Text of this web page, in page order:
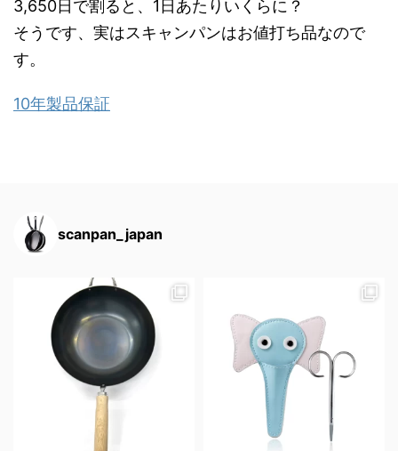
3,650日で割ると、1日あたりいくらに？
そうです、実はスキャンパンはお値打ち品なので
す。
10年製品保証
scanpan_japan